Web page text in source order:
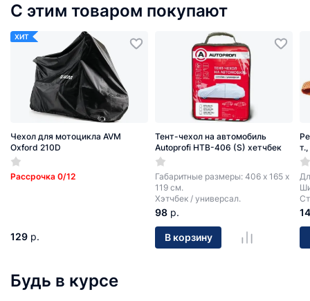
С этим товаром покупают
ХИТ
Чехол для мотоцикла AVM
Oxford 210D
Рассрочка 0/12
129 р.
Тент-чехол на автомобиль
Autoprofi HTB-406 (S) хетчбек
Габаритные размеры: 406 х 165 х
119 см.
Хэтчбек / универсал.
98 р.
В корзину
14
Будь в курсе